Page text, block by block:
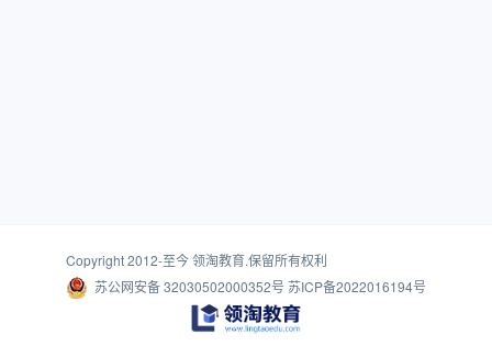
Copyright 2012-至今领淘教育.保留所有权利
苏公网安备 32030502000352号 苏ICP备2022016194号